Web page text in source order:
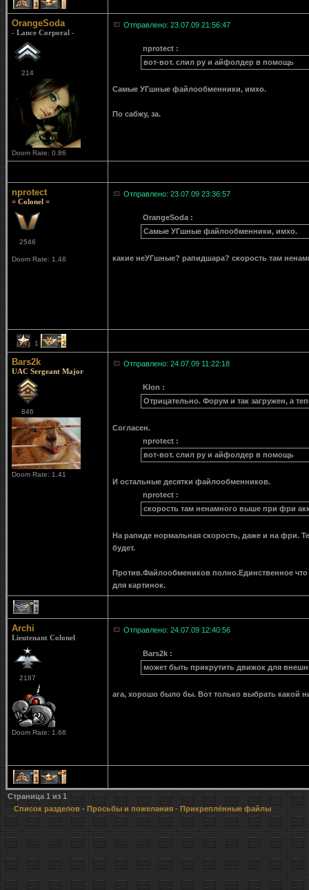
1 1
OrangeSoda
- Lance Corporal -
214
Doom Rate: 0.86
Отправлено: 23.07.09 21:56:47
nprotect :
вот-вот. слил ру и айфолдер в помощь
Самые УГшные файлообменники, имхо.
По сабжу, за.
nprotect
= Colonel =
2546
Doom Rate: 1.48
Отправлено: 23.07.09 23:36:57
OrangeSoda :
Самые УГшные файлообменники, имхо.
какие неУГшные? рапидшара? скорость там
1 2
Bars2k
UAC Sergeant Major
846
Doom Rate: 1.41
Отправлено: 24.07.09 11:22:18
Klon :
Отрицательно. Форум и так загружен, а
Согласен.
nprotect :
вот-вот. слил ру и айфолдер в помощь
И остальные десятки файлообменников.
nprotect :
скорость там ненамного выше при фри
На рапиде нормальная скорость, даже и на фри.
будет.
Против.Файлообмеников полно.Единственное
для картинок.
1
Archi
Lieutenant Colonel
2187
Doom Rate: 1.68
Отправлено: 24.07.09 12:40:56
Bars2k :
может быть прикрутить движок для
ага, хорошо было бы. Вот только выбрать какой
1 1
Страница 1из 1
Список разделов - Просьбы и пожелания - Прикреплённые файлы